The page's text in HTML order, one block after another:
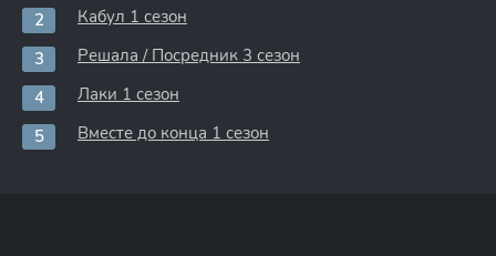
Кабул 1 сезон
Решала / Посредник 3 сезон
Лаки 1 сезон
Вместе до конца 1 сезон